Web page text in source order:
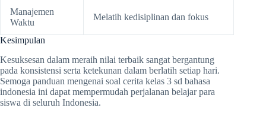
Manajemen
Waktu
Melatih kedisiplinan dan fokus
Kesimpulan
Kesuksesan dalam meraih nilai terbaik sangat bergantung
pada konsistensi serta ketekunan dalam berlatih setiap hari.
Semoga panduan mengenai soal cerita kelas 3 sd bahasa
indonesia ini dapat mempermudah perjalanan belajar para
siswa di seluruh Indonesia.